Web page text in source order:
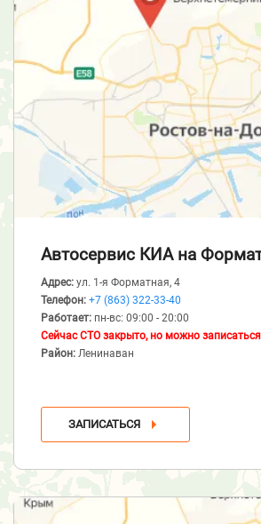
Автосервис КИА на
Адрес: ул. 1-я Форматная, 4
Телефон: +7 (863) 322-33-40
Работает: пн-вс: 09:00 - 20:00
Сейчас СТО закрыто, но можно записаться
Район: Ленинаван
ЗАПИСАТЬСЯ